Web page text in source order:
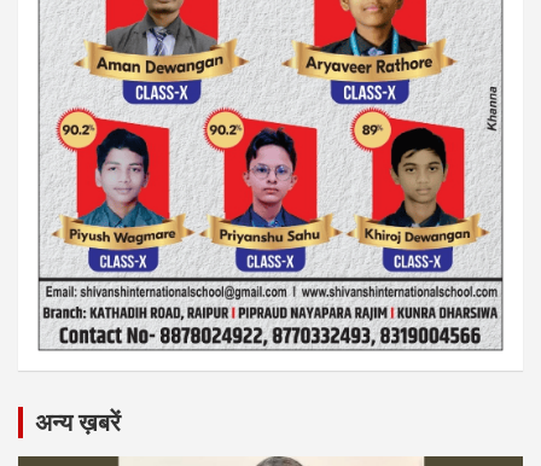
अन्य ख़बरें